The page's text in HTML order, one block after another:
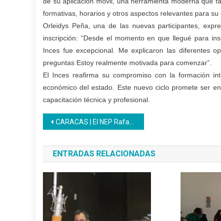
formativas, horarios y otros aspectos relevantes para
Orleidys Peña, una de las nuevas participantes,
inscripción: “Desde el momento en que llegué para
Inces fue excepcional. Me explicaron las diferentes
preguntas Estoy realmente motivada para comenzar”.
El Inces reafirma su compromiso con la formación
económico del estado. Este nuevo ciclo promete ser
capacitación técnica y profesional.
Navegación
de
entradas
CARACAS | El NEP Rafael Ángulo de La Vega inicia formación en Técnico Básico de Uñas
ENTRADAS RELACIONADAS